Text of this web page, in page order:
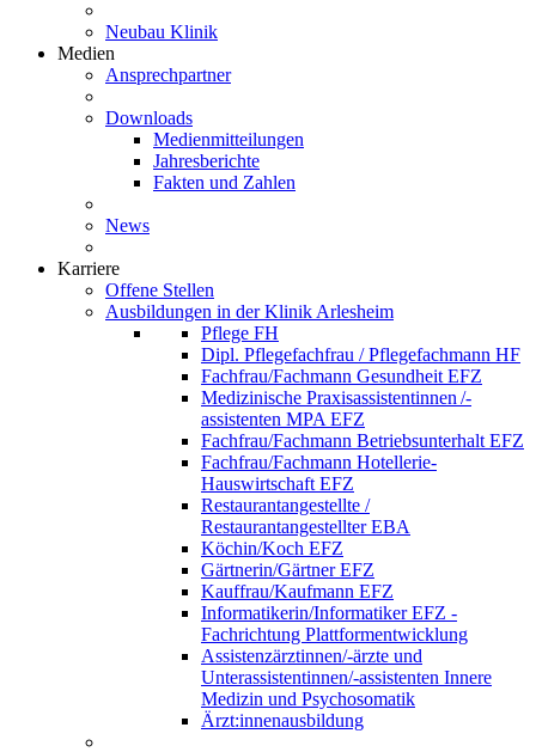
Neubau Klinik
Medien
Ansprechpartner
Downloads
Medienmitteilungen
Jahresberichte
Fakten und Zahlen
News
Karriere
Offene Stellen
Ausbildungen in der Klinik Arlesheim
Pflege FH
Dipl. Pflegefachfrau / Pflegefachmann HF
Fachfrau/Fachmann Gesundheit EFZ
Medizinische Praxisassistentinnen /-
assistenten MPA EFZ
Fachfrau/Fachmann Betriebsunterhalt EFZ
Fachfrau/Fachmann Hotellerie-
Hauswirtschaft EFZ
Restaurantangestellte /
Restaurantangestellter EBA
Köchin/Koch EFZ
Gärtnerin/Gärtner EFZ
Kauffrau/Kaufmann EFZ
Informatikerin/Informatiker EFZ -
Fachrichtung Plattformentwicklung
Assistenzärztinnen/-ärzte und
Unterassistentinnen/-assistenten Innere
Medizin und Psychosomatik
Ärzt:innenausbildung